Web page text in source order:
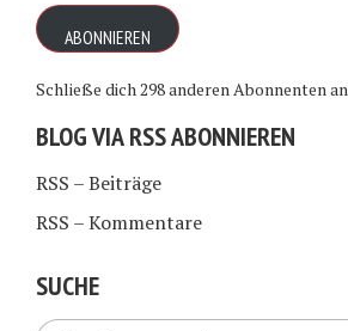
Adresse
ABONNIEREN
Schließe dich 298 anderen Abonnenten an
BLOG VIA RSS ABONNIEREN
RSS – Beiträge
RSS – Kommentare
SUCHE